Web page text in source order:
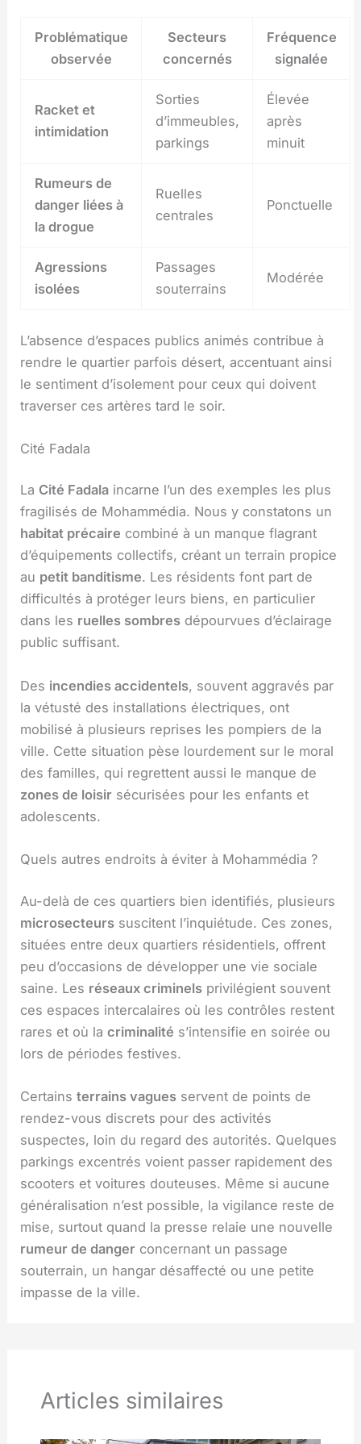
Problématique
observée
Secteurs
concernés
Fréquence
signalée
Racket et
intimidation
Sorties
d’immeubles,
parkings
Élevée
après
minuit
Rumeurs de
danger liées à
la drogue
Ruelles
centrales
Ponctuelle
Agressions
isolées
Passages
souterrains
Modérée
L’absence d’espaces publics animés contribue à
rendre le quartier parfois désert, accentuant ainsi
le sentiment d’isolement pour ceux qui doivent
traverser ces artères tard le soir.
Cité Fadala
La Cité Fadala incarne l’un des exemples les plus
fragilisés de Mohammédia. Nous y constatons un
habitat précaire combiné à un manque flagrant
d’équipements collectifs, créant un terrain propice
au petit banditisme. Les résidents font part de
difficultés à protéger leurs biens, en particulier
dans les ruelles sombres dépourvues d’éclairage
public suffisant.
Des incendies accidentels, souvent aggravés par
la vétusté des installations électriques, ont
mobilisé à plusieurs reprises les pompiers de la
ville. Cette situation pèse lourdement sur le moral
des familles, qui regrettent aussi le manque de
zones de loisir sécurisées pour les enfants et
adolescents.
Quels autres endroits à éviter à Mohammédia ?
Au-delà de ces quartiers bien identifiés, plusieurs
microsecteurs suscitent l’inquiétude. Ces zones,
situées entre deux quartiers résidentiels, offrent
peu d’occasions de développer une vie sociale
saine. Les réseaux criminels privilégient souvent
ces espaces intercalaires où les contrôles restent
rares et où lacriminalité s’intensifie en soirée ou
lors de périodes festives.
Certainsterrains vagues servent de points de
rendez-vous discrets pour des activités
suspectes, loin du regard des autorités. Quelques
parkings excentrés voient passer rapidement des
scooters et voitures douteuses. Même si aucune
généralisation n’est possible, la vigilance reste de
mise, surtout quand la presse relaie une nouvelle
rumeur de danger concernant un passage
souterrain, un hangar désaffecté ou une petite
impasse de la ville.
Articles similaires